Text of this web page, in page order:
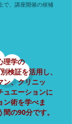
で、講座開催の候補
理学の
検証を活用し、​
ン、クリニッ
ュエーションに
ン術を学べま
の90分です。